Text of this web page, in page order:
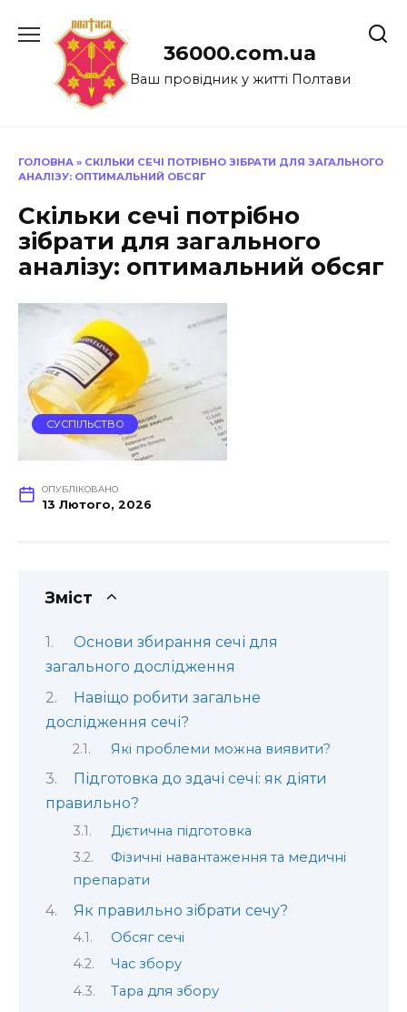
до
36000.com.ua
Ваш провідник у житті Полтави
ГОЛОВНА » СКІЛЬКИ СЕЧІ ПОТРІБНО ЗІБРАТИ ДЛЯ ЗАГАЛЬНОГО
АНАЛІЗУ: ОПТИМАЛЬНИЙ ОБСЯГ
Скільки сечі потрібно
зібрати для загального
аналізу: оптимальний обсяг
СУСПІЛЬСТВО
ОПУБЛІКОВАНО
13 Лютого, 2026
Зміст
Основи збирання сечі для
загального дослідження
Навіщо робити загальне
дослідження сечі?
Які проблеми можна виявити?
Підготовка до здачі сечі: як діяти
правильно?
Дієтична підготовка
Фізичні навантаження та медичні
препарати
Як правильно зібрати сечу?
Обсяг сечі
Час збору
Тара для збору